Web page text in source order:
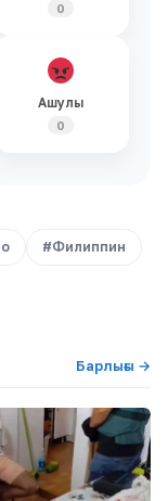
0
Ашулы
0
#Филиппин
Барлығы →